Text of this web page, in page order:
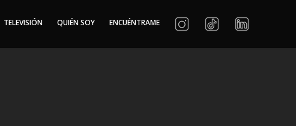
TELEVISIÓN QUIÉN SOY ENCUÉNTRAME